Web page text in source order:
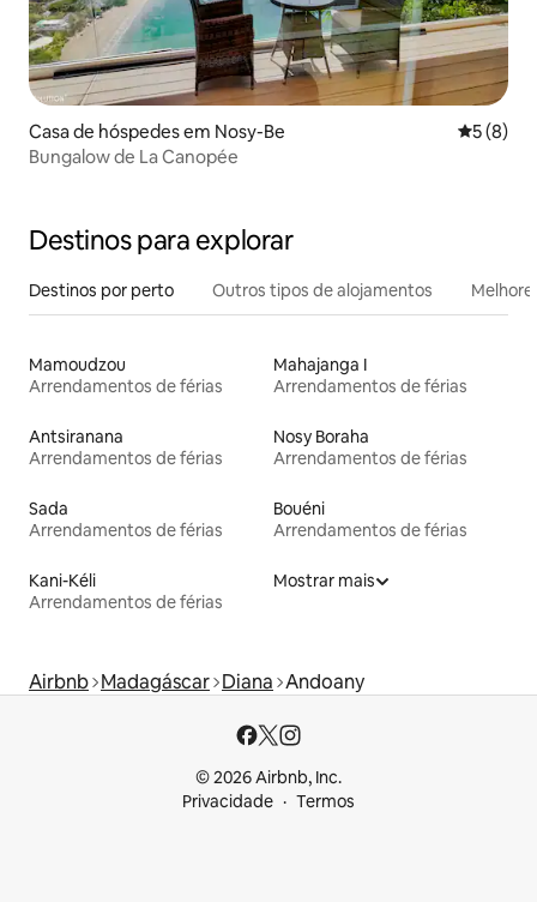
Casa de hóspedes em Nosy-Be
5 (8)
Bungalow de La Canopée
Destinos para explorar
Destinos por perto Outros tipos de alojamentos
Mamoudzou
Arrendamentos de férias
Mahajanga I
Arrendamentos de férias
Antsiranana
Arrendamentos de férias
Nosy Boraha
Arrendamentos de férias
Sada
Arrendamentos de férias
Bouéni
Arrendamentos de férias
Kani-Kéli
Arrendamentos de férias
Mostrar mais
Airbnb Madagáscar Diana Andoany
© 2026 Airbnb, Inc.
Privacidade
Termos